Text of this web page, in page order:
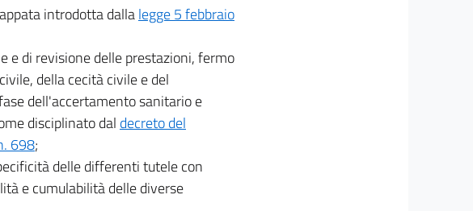
introdotta dallalegge 5 febbraio
e di revisione delle prestazioni, fermo
della cecità civile e del
dell'accertamento sanitario e
disciplinato dal decreto del
698;
delle differenti tutele con
e cumulabilità delle diverse